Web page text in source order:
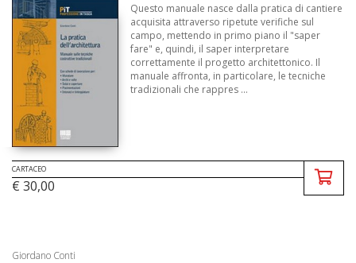
Questo manuale nasce dalla pratica di cantiere
acquisita attraverso ripetute verifiche sul
campo, mettendo in primo piano il "saper
fare" e, quindi, il saper interpretare
correttamente il progetto architettonico. Il
manuale affronta, in particolare, le tecniche
tradizionali che rappres ...
CARTACEO
€ 30,00
Giordano Conti